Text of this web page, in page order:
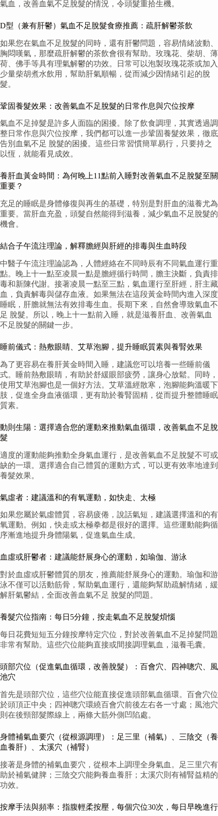
氣血，改善血氣不足脫髮的情況，令頭髮重拾生機。
D型（兼有肝鬱）氣血不足脫髮食療推薦：疏肝解鬱茶飲
如果您在氣血不足脫髮的同時，還有肝鬱問題，容易情緒波動、
胸悶嘆氣，那麼疏肝解鬱的茶飲會很有幫助。玫瑰花、柴胡、薄
荷、佛手等具有理氣解鬱的功效。日常可以泡製玫瑰花茶或加入
少量柴胡煮水飲用，幫助肝氣順暢，從而減少因情緒引起的脫
髮。
鞏固養髮效果：改善氣血不足脫髮的日常作息與穴位按摩
氣血不足掉髮是許多人面臨的困擾。除了飲食調理，其實透過調
整日常作息與穴位按摩，我們都可以進一步鞏固養髮效果，徹底
告別血氣不足 脫髮的困擾。這些日常習慣簡單易行，只要持之
以恆，就能看見成效。
養肝血黃金時間：為何晚上11點前入睡對改善氣血不足脫髮至關
重要？
充足的睡眠是身體修復與再生的基礎，特別是對肝血的滋養尤為
重要。當肝血充盈，頭髮自然能得到滋養，減少氣血不足脫髮的
機會。
結合子午流注理論，解釋膽經與肝經的排毒與生血時段
中醫子午流注理論認為，人體經絡在不同時辰有不同氣血運行重
點。晚上十一點至凌晨一點是膽經循行時間，膽主決斷，負責排
毒和新陳代謝。接著凌晨一點至三點，氣血運行至肝經，肝主藏
血，負責解毒與儲存血液。如果無法在這段黃金時間內進入深度
睡眠，肝膽就無法有效排毒生血。長期下來，自然會導致氣血不
足 脫髮。所以，晚上十一點前入睡，就是滋養肝血、改善氣血
不足脫髮的關鍵一步。
睡前儀式：熱敷眼睛、艾草泡腳，提升睡眠質素與養腎效果
為了更容易在養肝黃金時間入睡，建議您可以培養一些睡前儀
式。睡前熱敷眼睛，有助於舒緩眼部疲勞，讓身心放鬆。同時，
使用艾草泡腳也是一個好方法。艾草溫經散寒，泡腳能夠溫暖下
肢，促進全身血液循環，更有助於養腎固精，從而提升整體睡眠
質素。
動則生陽：選擇適合您的運動來推動氣血循環，改善氣血不足脫
髮
適度的運動能夠推動全身氣血運行，是改善氣血不足脫髮不可或
缺的一環。選擇適合自己體質的運動方式，可以更有效率地達到
養髮效果。
氣虛者：建議溫和的有氧運動，如快走、太極
如果您屬於氣虛體質，容易疲倦，說話氣短，建議選擇溫和的有
氧運動。例如，快走或太極拳都是很好的選擇。這些運動能夠循
序漸進地提升身體陽氣，促進氣血生成。
血虛或肝鬱者：建議能舒展身心的運動，如瑜伽、游泳
對於血虛或肝鬱體質的朋友，推薦能舒展身心的運動。瑜伽和游
泳不僅可以活動筋骨，幫助氣血運行，還能夠幫助疏解情緒，緩
解肝氣鬱結，全面改善血氣不足 脫髮的問題。
養髮穴位指南：每日5分鐘，按走氣血不足脫髮煩惱
每日花費短短五分鐘按摩特定穴位，對於改善氣血不足掉髮問題
非常有幫助。這些穴位能夠直接或間接調理氣血，滋養毛囊。
頭部穴位（促進氣血循環，改善脫髮）：百會穴、四神聰穴、風
池穴
首先是頭部穴位，這些穴位能直接促進頭部氣血循環。百會穴位
於頭頂正中央；四神聰穴環繞百會穴前後左右各一寸處；風池穴
則在後頸部髮際線上，兩條大筋外側凹陷處。
身體補氣血要穴（從根源調理）：足三里（補氣）、三陰交（養
血養肝）、太溪穴（補腎）
接著是身體的補氣血要穴，從根本上調理全身氣血。足三里穴有
助於補氣健脾；三陰交穴能夠養血養肝；太溪穴則有補腎益精的
功效。
按摩手法與頻率：指腹輕柔按壓，每個穴位30次，每日早晚進行